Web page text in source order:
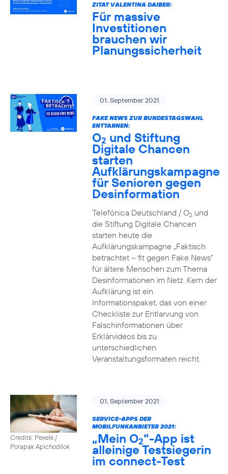
ZITAT VALENTINA DAIBER:
Für massive
Investitionen
brauchen wir
Planungssicherheit
01. September 2021
FAKE NEWS ZUR BUNDESTAGSWAHL
ENTTARNEN:
O2 und Stiftung
Digitale Chancen
starten
Aufklärungskampagne
für Senioren gegen
Desinformation
Telefónica Deutschland / O2und
die Stiftung Digitale Chancen
starten heute die
Aufklärungskampagne „Faktisch
betrachtet – fit gegen Fake News“
für ältere Menschen zum Thema
Desinformationen im Netz. Kern der
Aufklärung ist ein
Informationspaket, das von einer
Checkliste zur Entlarvung von
Falschinformationen über
Erklärvideos bis zu
unterschiedlichen
Veranstaltungsformaten reicht.
Credits: Pexels /
Porapak Apichodilok
01. September 2021
SERVICE-APPS DER
MOBILFUNKANBIETER 2021:
„Mein O2“-App ist
alleinige Testsiegerin
im connect-Test